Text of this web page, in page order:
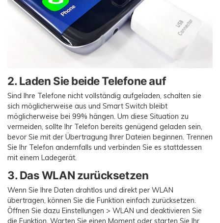
2. Laden Sie beide Telefone auf
Sind Ihre Telefone nicht vollständig aufgeladen, schalten sie
sich möglicherweise aus und Smart Switch bleibt
möglicherweise bei 99% hängen. Um diese Situation zu
vermeiden, sollte Ihr Telefon bereits genügend geladen sein,
bevor Sie mit der Übertragung Ihrer Dateien beginnen. Trennen
Sie Ihr Telefon andernfalls und verbinden Sie es stattdessen
mit einem Ladegerät.
3. Das WLAN zurücksetzen
Wenn Sie Ihre Daten drahtlos und direkt per WLAN
übertragen, können Sie die Funktion einfach zurücksetzen.
Öffnen Sie dazu Einstellungen > WLAN und deaktivieren Sie
die Funktion. Warten Sie einen Moment oder starten Sie Ihr